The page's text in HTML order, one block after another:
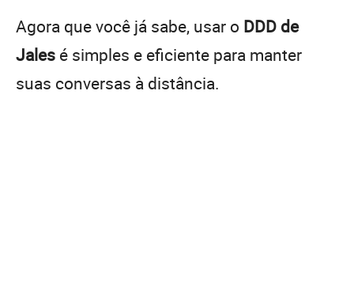
Agora que você já sabe, usar o DDD de
Jales é simples e eficiente para manter
suas conversas à distância.